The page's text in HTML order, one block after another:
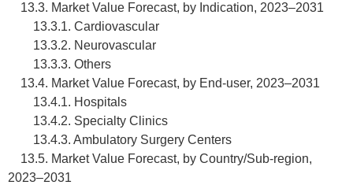
13.3. Market Value Forecast, by Indication, 2023–2031
13.3.1. Cardiovascular
13.3.2. Neurovascular
13.3.3. Others
13.4. Market Value Forecast, by End-user, 2023–2031
13.4.1. Hospitals
13.4.2. Specialty Clinics
13.4.3. Ambulatory Surgery Centers
13.5. Market Value Forecast, by Country/Sub-region,
2023–2031